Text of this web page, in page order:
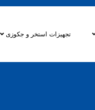
تجهیزات استخر و جکوزی